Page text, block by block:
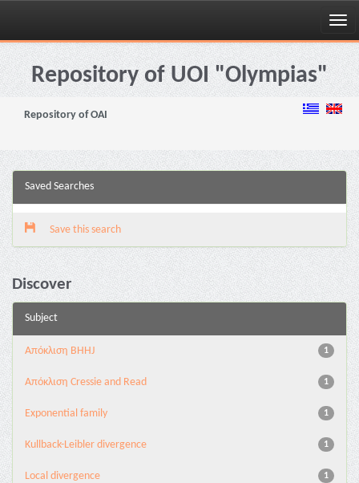
Skip
navigationRepository of UOI "Olympias"
Repository of OAI
Saved Searches
Save this search
Discover
Subject
1
Aπόκλιση BHHJ
1
Aπόκλιση Cressie and Read
1
Exponential family
1
Kullback-Leibler divergence
1
Local divergence